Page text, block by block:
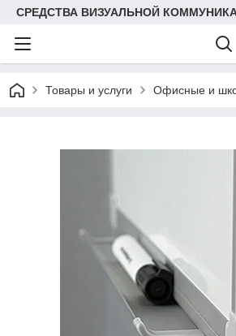
СРЕДСТВА ВИЗУАЛЬНОЙ
Товары и услуги Офисные и